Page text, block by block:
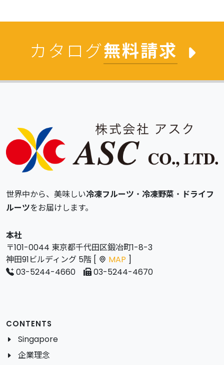
カタログ無料請求
世界中から、美味しい冷凍フルーツ ・ 冷凍野菜 ・ ドライフ
ルーツをお届けします。
本社
〒101-0044 東京都千代田区鍛冶町1-8-3
神田91ビルディング 5階 [
MAP ]
03-5244-4660
03-5244-4670
CONTENTS
Singapore
企業理念